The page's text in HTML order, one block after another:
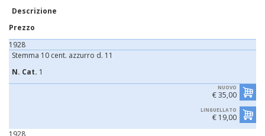
Descrizione
Prezzo
1928
Stemma 10 cent. azzurro d. 11
N. Cat. 1
NUOVO
€ 35,00
LINGUELLATO
€ 19,00
1928